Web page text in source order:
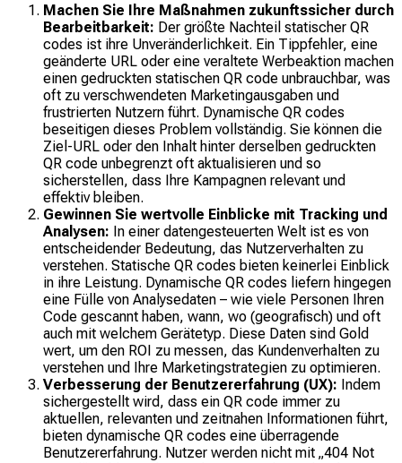
Machen Sie Ihre Maßnahmen zukunftssicher durch
Bearbeitbarkeit: Der größte Nachteil statischer QR
codes ist ihre Unveränderlichkeit. Ein Tippfehler, eine
geänderte URL oder eine veraltete Werbeaktion machen
einen gedruckten statischen QR code unbrauchbar, was
oft zu verschwendeten Marketingausgaben und
frustrierten Nutzern führt. Dynamische QR codes
beseitigen dieses Problem vollständig. Sie können die
Ziel-URL oder den Inhalt hinter derselben gedruckten
QR code unbegrenzt oft aktualisieren und so
sicherstellen, dass Ihre Kampagnen relevant und
effektiv bleiben.
Gewinnen Sie wertvolle Einblicke mit Tracking und
Analysen: In einer datengesteuerten Welt ist es von
entscheidender Bedeutung, das Nutzerverhalten zu
verstehen. Statische QR codes bieten keinerlei Einblick
in ihre Leistung. Dynamische QR codes liefern hingegen
eine Fülle von Analysedaten – wie viele Personen Ihren
Code gescannt haben, wann, wo (geografisch) und oft
auch mit welchem Gerätetyp. Diese Daten sind Gold
wert, um den ROI zu messen, das Kundenverhalten zu
verstehen und Ihre Marketingstrategien zu optimieren.
Verbesserung der Benutzererfahrung (UX): Indem
sichergestellt wird, dass ein QR code immer zu
aktuellen, relevanten und zeitnahen Informationen führt,
bieten dynamische QR codes eine überragende
Benutzererfahrung. Nutzer werden nicht mit „404 Not